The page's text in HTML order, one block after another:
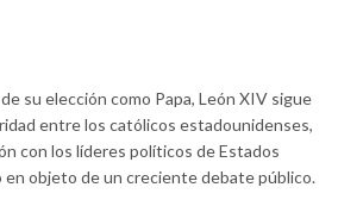
su elección como Papa, León XIV sigue
entre los católicos estadounidenses,
con los líderes políticos de Estados
en objeto de un creciente debate público.